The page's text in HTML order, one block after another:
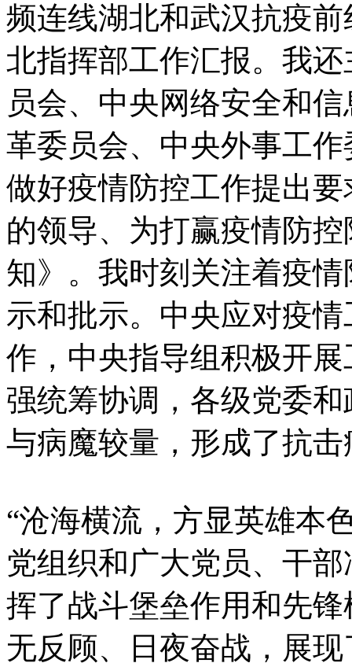
频连线湖北和武汉抗疫
北指挥部工作汇报。我
员会、中央网络安全和
革委员会、中央外事工
做好疫情防控工作提出
的领导、为打赢疫情防
知》。我时刻关注着疫
示和批示。中央应对疫
作，中央指导组积极开
强统筹协调，各级党委
与病魔较量，形成了抗
“沧海横流，方显英雄本
党组织和广大党员、干
挥了战斗堡垒作用和先
无反顾、日夜奋战，展